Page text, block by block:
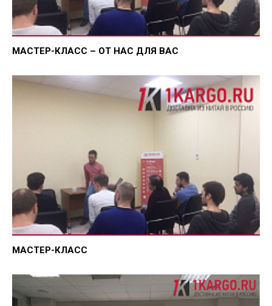
МАСТЕР-КЛАСС – ОТ НАС ДЛЯ ВАС
МАСТЕР-КЛАСС